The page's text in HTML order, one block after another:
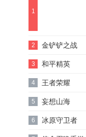
1
2 金铲铲之战
3 和平精英
4 王者荣耀
5 妄想山海
6 冰原守卫者